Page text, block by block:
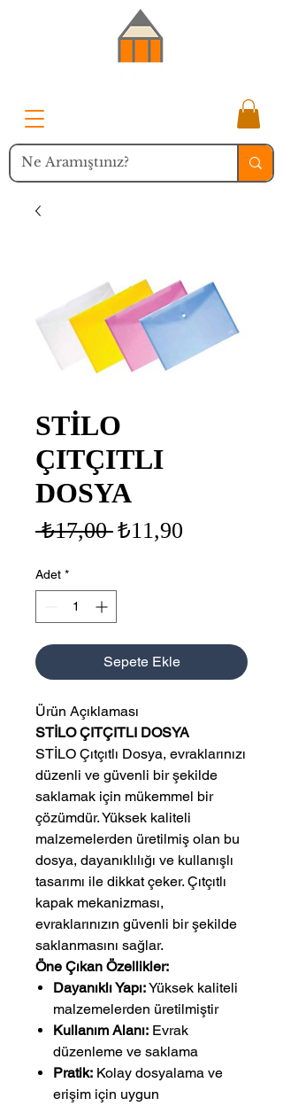
STİLO
ÇITÇITLI
DOSYA
₺17,00 Normal
₺11,90
Adet *
Sepete Ekle
Ürün Açıklaması
STİLO ÇITÇITLI DOSYA
STİLO Çıtçıtlı Dosya, evraklarınızı
düzenli ve güvenli bir şekilde
saklamak için mükemmel bir
çözümdür. Yüksek kaliteli
malzemelerden üretilmiş olan bu
dosya, dayanıklılığı ve kullanışlı
tasarımı ile dikkat çeker. Çıtçıtlı
kapak mekanizması,
evraklarınızın güvenli bir şekilde
saklanmasını sağlar.
Öne Çıkan Özellikler:
Dayanıklı Yapı:Yüksek kaliteli
malzemelerden üretilmiştir
Kullanım Alanı: Evrak
düzenleme ve saklama
Pratik: Kolay dosyalama ve
erişim için uygun